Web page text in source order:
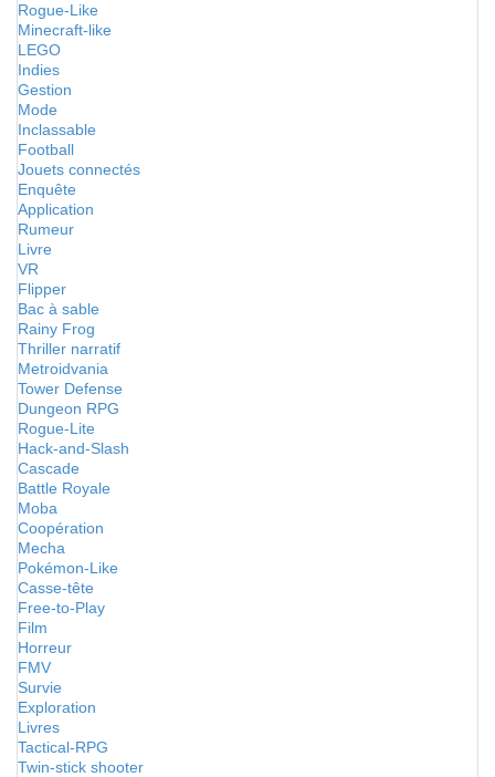
Rogue-Like
Minecraft-like
LEGO
Indies
Gestion
Mode
Inclassable
Football
Jouets connectés
Enquête
Application
Rumeur
Livre
VR
Flipper
Bac à sable
Rainy Frog
Thriller narratif
Metroidvania
Tower Defense
Dungeon RPG
Rogue-Lite
Hack-and-Slash
Cascade
Battle Royale
Moba
Coopération
Mecha
Pokémon-Like
Casse-tête
Free-to-Play
Film
Horreur
FMV
Survie
Exploration
Livres
Tactical-RPG
Twin-stick shooter